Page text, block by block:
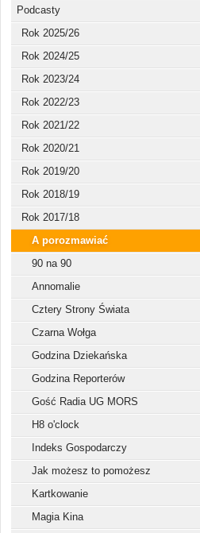
Podcasty
Rok 2025/26
Rok 2024/25
Rok 2023/24
Rok 2022/23
Rok 2021/22
Rok 2020/21
Rok 2019/20
Rok 2018/19
Rok 2017/18
A porozmawiać
90 na 90
Annomalie
Cztery Strony Świata
Czarna Wołga
Godzina Dziekańska
Godzina Reporterów
Gość Radia UG MORS
H8 o'clock
Indeks Gospodarczy
Jak możesz to pomożesz
Kartkowanie
Magia Kina